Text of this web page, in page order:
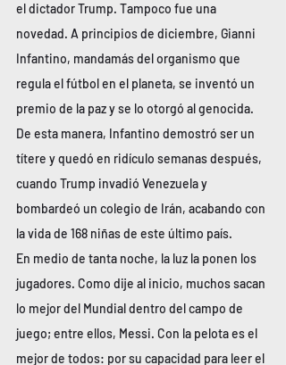
el dictador Trump. Tampoco fue una
novedad. A principios de diciembre, Gianni
Infantino, mandamás del organismo que
regula el fútbol en el planeta, se inventó un
premio de la paz y se lo otorgó al genocida.
De esta manera, Infantino demostró ser un
títere y quedó en ridículo semanas después,
cuando Trump invadió Venezuela y
bombardeó un colegio de Irán, acabando con
la vida de 168 niñas de este último país.
En medio de tanta noche, la luz la ponen los
jugadores. Como dije al inicio, muchos sacan
lo mejor del Mundial dentro del campo de
juego; entre ellos, Messi. Con la pelota es el
mejor de todos: por su capacidad para leer el